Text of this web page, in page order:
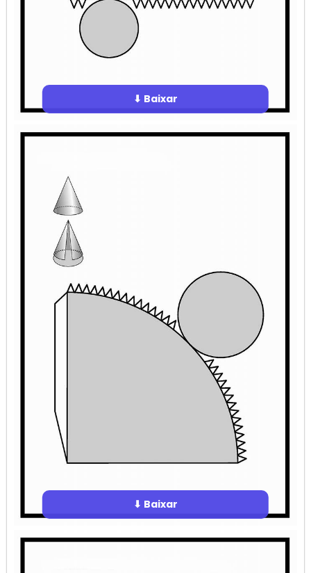
⬇ Baixar
⬇ Baixar